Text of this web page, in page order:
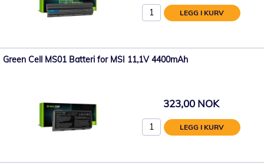
LEGG I KURV
Green Cell MS01 Batteri for MSI 11,1V 4400mAh
323,00 NOK
LEGG I KURV